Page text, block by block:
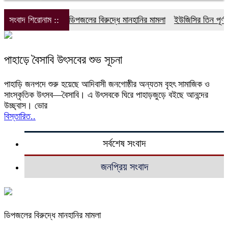
সংবাদ শিরোনাম :: ডিপজলের বিরুদ্ধে মানহানির মামলা ইউজিসির তিন
পাহাড়ে বৈসাবি উৎসবের শুভ সূচনা
পাহাড়ি জনপদে শুরু হয়েছে আদিবাসী জনগোষ্ঠীর অন্যতম বৃহৎ সামাজিক ও
সাংস্কৃতিক উৎসব—বৈসাবি। এ উৎসবকে ঘিরে পাহাড়জুড়ে বইছে আনন্দের
উচ্ছ্বাস। ভোর
বিস্তারিত..
সর্বশেষ সংবাদ
জনপ্রিয় সংবাদ
ডিপজলের বিরুদ্ধে মানহানির মামলা